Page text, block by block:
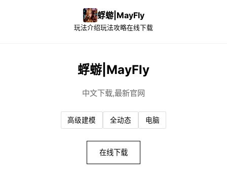
蜉蝣|MayFly
玩法介绍玩法攻略在线下载
蜉蝣|MayFly
中文下载,最新官网
高级建模 全动态 电脑
在线下载